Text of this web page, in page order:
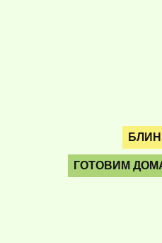
ГОТОВИМ